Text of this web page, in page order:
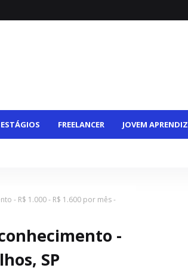
FREELANCER JOVEM APRENDIZ
- R$ 1.000 - R$ 1.600 por mês -
-
SP